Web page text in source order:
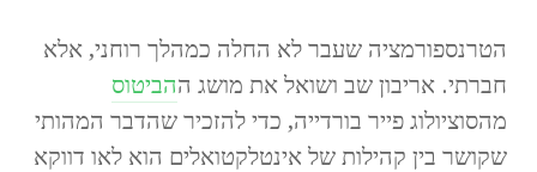
הטרנספורמציה שעבר לא החלה כמהלך רוחני, אלא
חברתי. אריבון שב ושואל את מושג ההביטוס
מהסוציולוג פייר בורדייה, כדי להזכיר שהדבר המהותי
שקושר בין קהילות של אינטלקטואלים הוא לאו דווקא